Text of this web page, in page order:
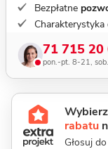
Bezpłatne
71 715 20
pon.-pt. 8-21,
rabatu
Głosuj